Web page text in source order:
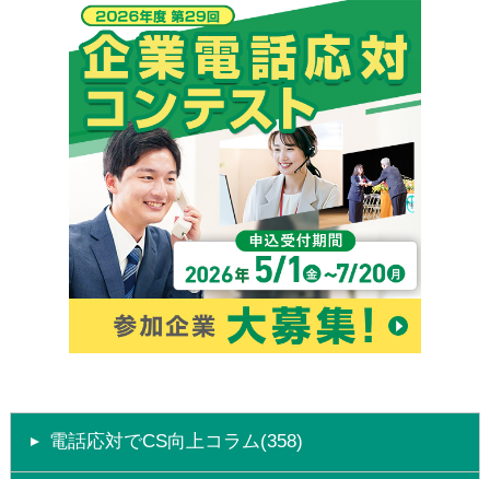
電話応対でCS向上コラム(358)